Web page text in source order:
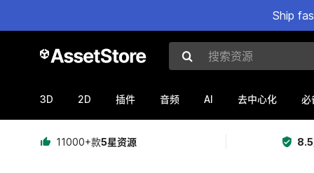
Ship
搜索资源
3D 2D 插件 音频 AI 去中心化 必
11000+款5星资源